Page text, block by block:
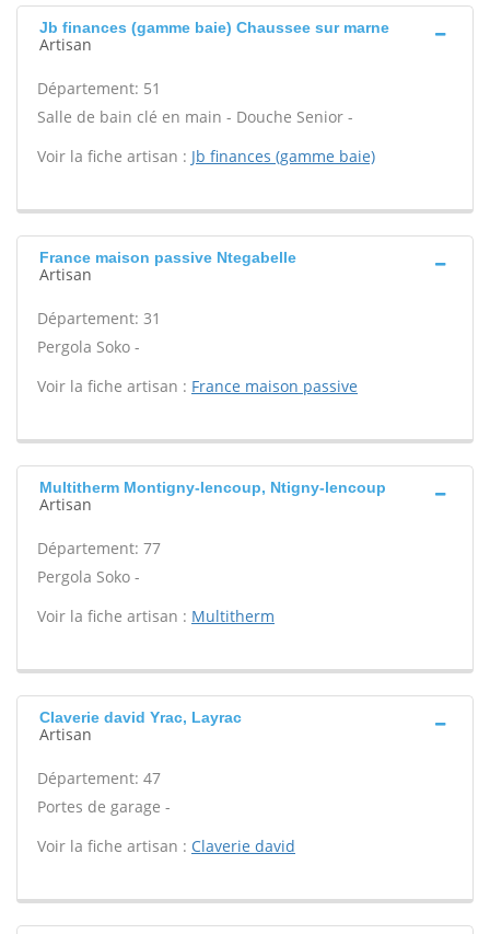
Jb finances (gamme baie) Chaussee sur marne
Artisan
Département: 51
Salle de bain clé en main - Douche Senior -
Voir la fiche artisan : Jb finances (gamme baie)
France maison passive Ntegabelle
Artisan
Département: 31
Pergola Soko -
Voir la fiche artisan : France maison passive
Multitherm Montigny-lencoup, Ntigny-lencoup
Artisan
Département: 77
Pergola Soko -
Voir la fiche artisan : Multitherm
Claverie david Yrac, Layrac
Artisan
Département: 47
Portes de garage -
Voir la fiche artisan : Claverie david